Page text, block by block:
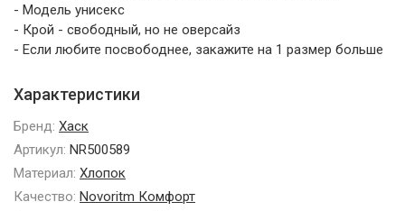
- Модель унисекс
- Крой - свободный, но не оверсайз
- Если любите посвободнее, закажите на 1 размер больше
Характеристики
Бренд: Хаск
Артикул: NR500589
Материал: Хлопок
Качество: Novoritm Комфорт